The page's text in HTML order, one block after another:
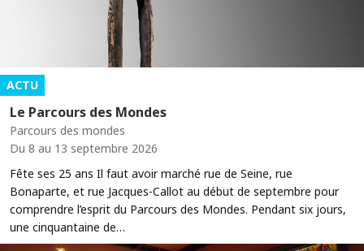
ACTU
Le Parcours des Mondes
Parcours des mondes
Du 8 au 13 septembre 2026
Fête ses 25 ans Il faut avoir marché rue de Seine, rue
Bonaparte, et rue Jacques-Callot au début de septembre pour
comprendre l’esprit du Parcours des Mondes. Pendant six jours,
une cinquantaine de…